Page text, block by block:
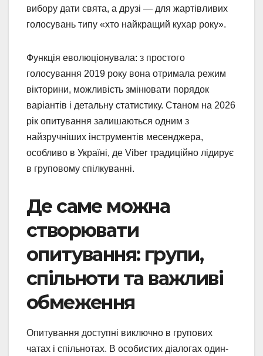
вибору дати свята, а друзі — для жартівливих
голосувань типу «хто найкращий кухар року».
Функція еволюціонувала: з простого
голосування 2019 року вона отримала режим
вікторини, можливість змінювати порядок
варіантів і детальну статистику. Станом на 2026
рік опитування залишаються одним з
найзручніших інструментів месенджера,
особливо в Україні, де Viber традиційно лідирує
в груповому спілкуванні.
Де саме можна
створювати
опитування: групи,
спільноти та важливі
обмеження
Опитування доступні виключно в групових
чатах і спільнотах. В особистих діалогах один-